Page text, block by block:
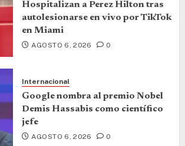
Hospitalizan a Perez Hilton tras
autolesionarse en vivo por TikTok
en Miami
AGOSTO 6, 2026 0
Internacional
Google nombra al premio Nobel
Demis Hassabis como científico
jefe
AGOSTO 6, 2026 0